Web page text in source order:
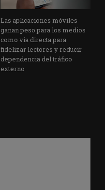
Las aplicaciones móviles
ganan peso para los medios
como vía directa para
fidelizar lectores y reducir
dependencia del tráfico
externo